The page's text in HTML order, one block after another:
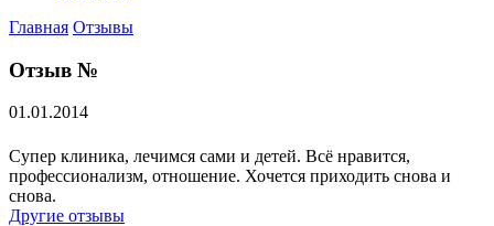
Главная Отзывы
Отзыв №
01.01.2014
Супер клиника, лечимся сами и детей. Всё нравится,
профессионализм, отношение. Хочется приходить снова и
снова.
Другие отзывы